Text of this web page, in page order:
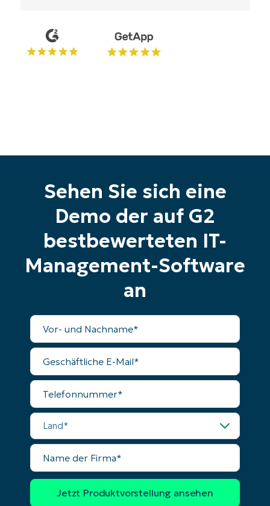
Sehen Sie sich eine
Demo der auf G2
bestbewerteten IT-
Management-Software
an
Vollständiger
Name
Geschäftliche
Mail
Telefonnummer
Land
Name
der
Firma
Keine Kreditkarte erforderlich, voller Zugriff auf
alle Funktionen
First
Company